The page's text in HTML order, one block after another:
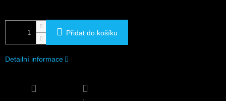
Přidat do košíku
Detailní informace